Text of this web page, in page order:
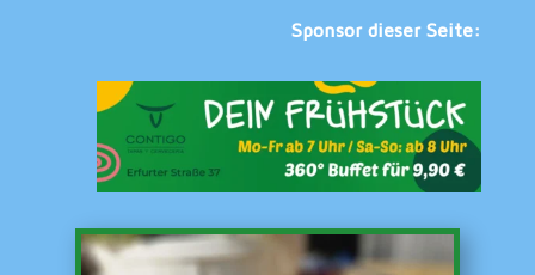
Sponsor dieser Seite: